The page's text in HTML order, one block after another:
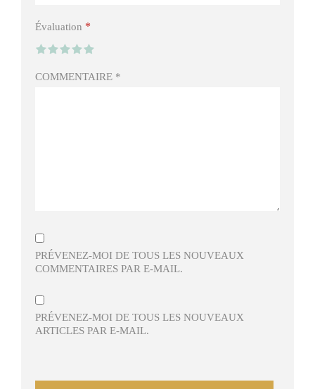
Évaluation *
COMMENTAIRE *
PRÉVENEZ-MOI DE TOUS LES NOUVEAUX
COMMENTAIRES PAR E-MAIL.
PRÉVENEZ-MOI DE TOUS LES NOUVEAUX
ARTICLES PAR E-MAIL.